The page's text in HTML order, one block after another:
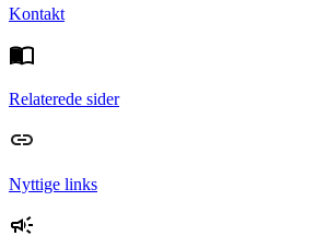
Kontakt
Relaterede sider
Nyttige links